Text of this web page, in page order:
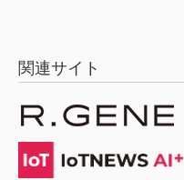
関連サイト